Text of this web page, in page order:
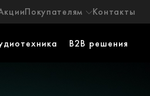
Покупателям Контакты
B2B решения